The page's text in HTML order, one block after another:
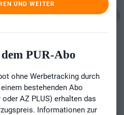
UND WEITER
PUR-Abo
ohne Werbetracking durch
bestehenden Abo
oder AZ PLUS) erhalten das
Informationen zur